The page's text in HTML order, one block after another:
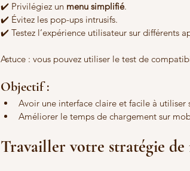
✔️ Privilégiez un menu simplifié.
✔️ Évitez les pop-ups intrusifs.
✔️ Testez l’expérience utilisateur sur différents
Astuce : vous pouvez utiliser le test de
Objectif :
Avoir une interface claire et facile à utiliser
Améliorer le temps de chargement sur
Travailler votre stratégie